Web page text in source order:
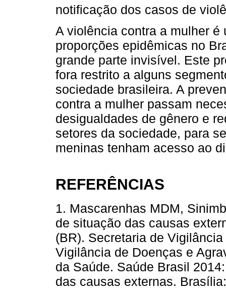
notificação dos casos de
A violência contra a mulher
proporções epidêmicas no
grande parte invisível. Este
fora restrito a alguns
sociedade brasileira. A
contra a mulher passam
desigualdades de gênero e
setores da sociedade, para
meninas tenham acesso ao
REFERÊNCIAS
1. Mascarenhas MDM,
de situação das causas
(BR). Secretaria de
Vigilância de Doenças e
da Saúde. Saúde Brasil
das causas externas.